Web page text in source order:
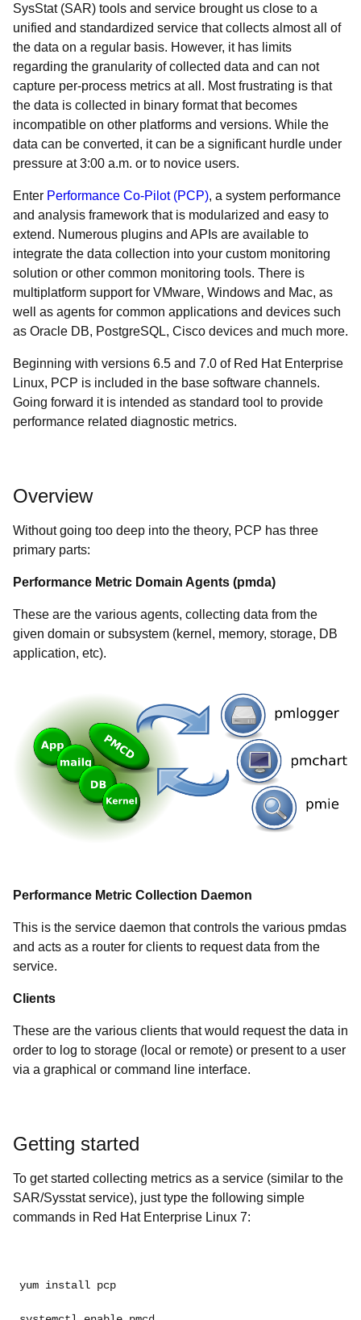
SysStat (SAR) tools and service brought us close to a
unified and standardized service that collects almost all of
the data on a regular basis. However, it has limits
regarding the granularity of collected data and can not
capture per-process metrics at all. Most frustrating is that
the data is collected in binary format that becomes
incompatible on other platforms and versions. While the
data can be converted, it can be a significant hurdle under
pressure at 3:00 a.m. or to novice users.
Enter Performance Co-Pilot (PCP), a system performance
and analysis framework that is modularized and easy to
extend. Numerous plugins and APIs are available to
integrate the data collection into your custom monitoring
solution or other common monitoring tools. There is
multiplatform support for VMware, Windows and Mac, as
well as agents for common applications and devices such
as Oracle DB, PostgreSQL, Cisco devices and much more.
Beginning with versions 6.5 and 7.0 of Red Hat Enterprise
Linux, PCP is included in the base software channels.
Going forward it is intended as standard tool to provide
performance related diagnostic metrics.
Overview
Without going too deep into the theory, PCP has three
primary parts:
Performance Metric Domain Agents (pmda)
These are the various agents, collecting data from the
given domain or subsystem (kernel, memory, storage, DB
application, etc).
Performance Metric Collection Daemon
This is the service daemon that controls the various pmdas
and acts as a router for clients to request data from the
service.
Clients
These are the various clients that would request the data in
order to log to storage (local or remote) or present to a user
via a graphical or command line interface.
Getting started
To get started collecting metrics as a service (similar to the
SAR/Sysstat service), just type the following simple
commands in Red Hat Enterprise Linux 7:
yum install pcp